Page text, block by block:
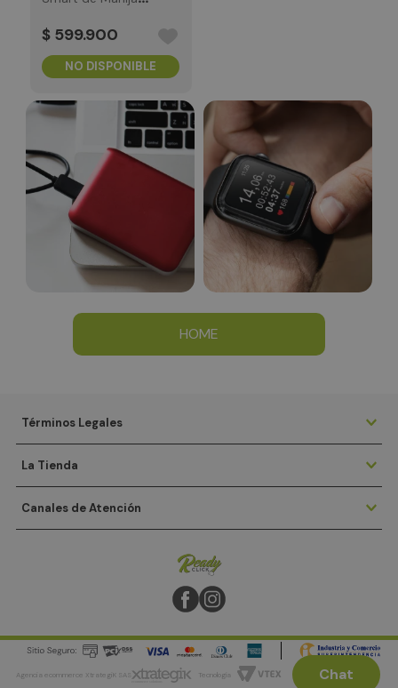
Chat
Home
$ 599.900
NO DISPONIBLE
HOME
Términos Legales
La Tienda
Canales de Atención
Agencia ecommerce XtrategiK SAS Tecnología